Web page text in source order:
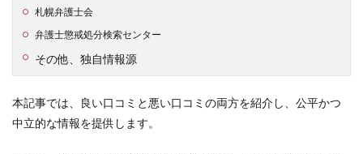
札幌弁護士会
弁護士懲戒処分検索センター
その他、独自情報源
本記事では、良い口コミと悪い口コミの両方を紹介し、公平かつ
中立的な情報を提供します。